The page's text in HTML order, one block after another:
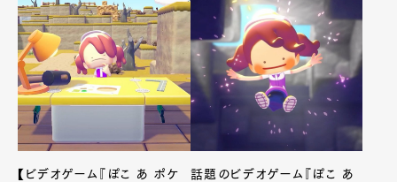
【ビデオゲーム『ぽこ あ ポケ
話題のビデオゲーム『ぽこ あ